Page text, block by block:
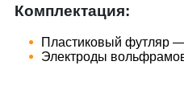
Комплектация:
Пластиковый футляр
Электроды